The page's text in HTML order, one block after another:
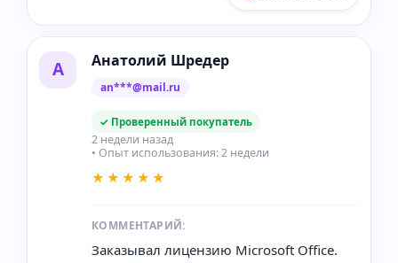
А Анатолий Шредер
an***@mail.ru
✓ Проверенный покупатель
2 недели назад
• Опыт использования: 2 недели
★★★★★
КОММЕНТАРИЙ:
Заказывал лицензию Microsoft Office.